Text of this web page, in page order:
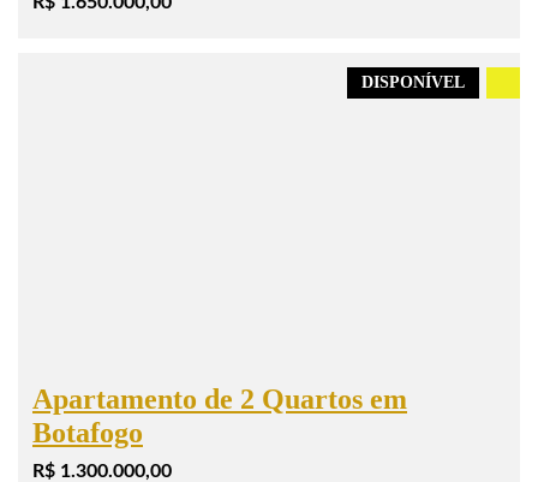
DISPONÍVEL
Apartamento de 2 Quartos em
Botafogo
R$ 1.300.000,00